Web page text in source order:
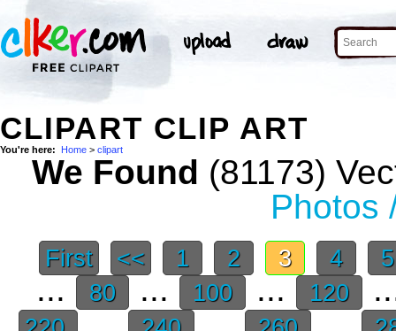
CLIPART CLIP ART
You're here: Home > clipart
We Found (81173)
Photos
First << 1 2 3 4
... 80 ... 100 ... 120